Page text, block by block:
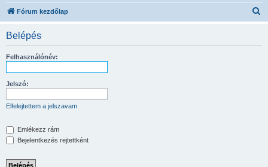
Fórum kezdőlap
Belépés
Felhasználónév:
Jelszó:
Elfelejtettem a jelszavam
Emlékezz rám
Bejelentkezés rejtettként